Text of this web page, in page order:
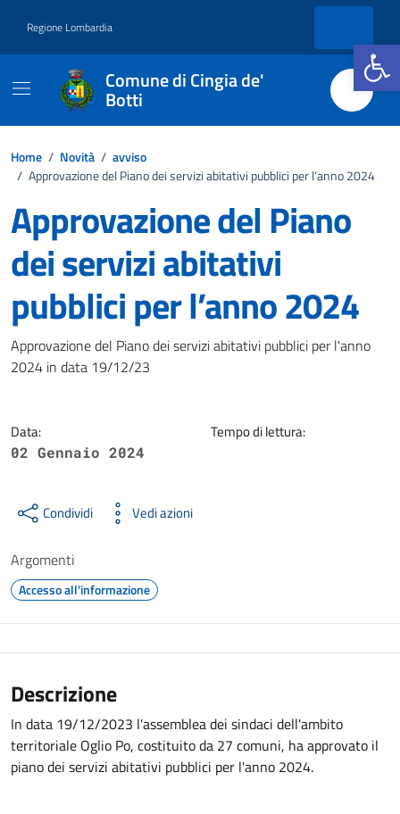
Apri la
Regione Lombardia
Comune di Cingia de'
Botti
Home / Novità / avviso
/ Approvazione del Piano dei servizi abitativi pubblici per l’anno 2024
Approvazione del Piano
dei servizi abitativi
pubblici per l’anno 2024
Dettagli della notizia
Approvazione del Piano dei servizi abitativi pubblici per l'anno
2024 in data 19/12/23
Data:
02 Gennaio 2024
Tempo di lettura:
Condividi Vedi azioni
Argomenti
Accesso all'informazione
Descrizione
In data 19/12/2023 l'assemblea dei sindaci dell'ambito
territoriale Oglio Po, costituito da 27 comuni, ha approvato il
piano dei servizi abitativi pubblici per l'anno 2024.